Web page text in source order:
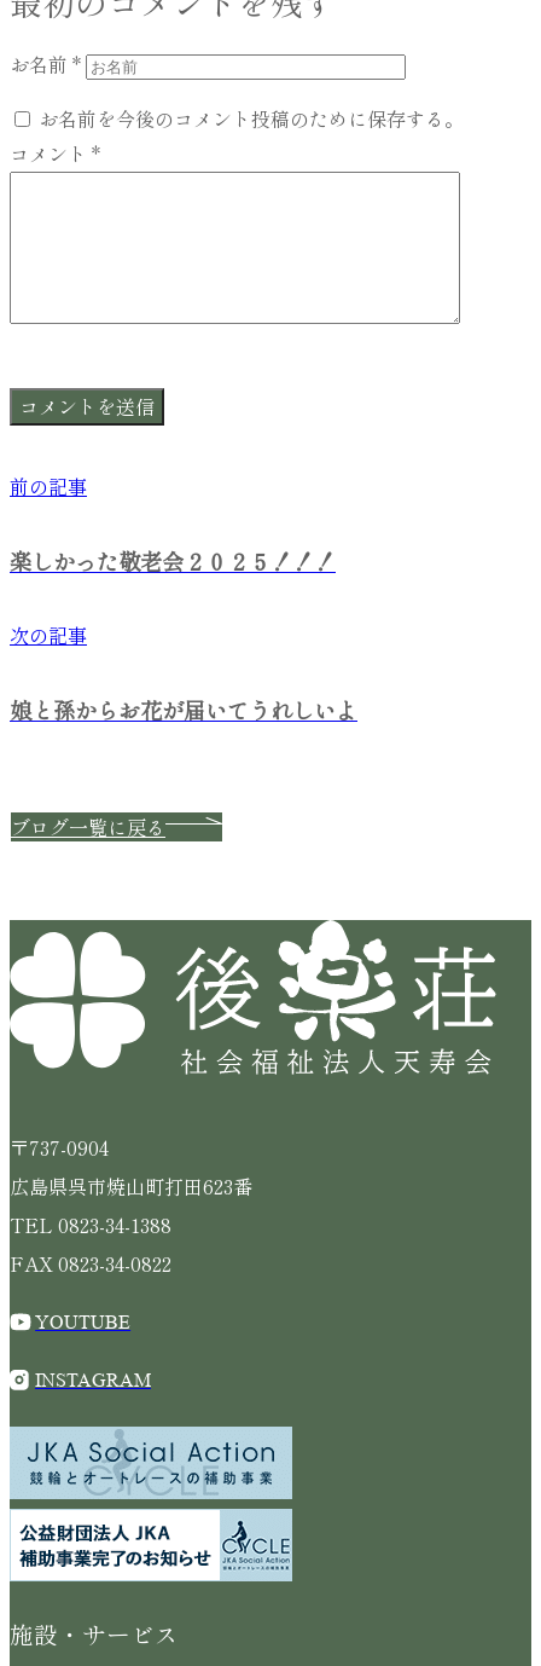
お名前 *
お名前を今後のコメント投稿のために保存する。
コメント *
前の記事
楽しかった敬老会２０２５！！！
次の記事
娘と孫からお花が届いてうれしいよ
ブログ一覧に戻る
〒737-0904
広島県呉市焼山町打田623番
TEL 0823-34-1388
FAX 0823-34-0822
YOUTUBE
INSTAGRAM
施設・サービス